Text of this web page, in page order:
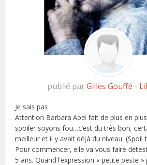
publié parGilles Gouffé -
Je sais pas
Attention Barbara Abel fait de plus en
spoiler soyons fou…c’est du très bon,
meilleur et il y avait déjà du niveau. (Spoil
Pour commencer, elle va vous faire
5 ans. Quand l’expression « petite peste